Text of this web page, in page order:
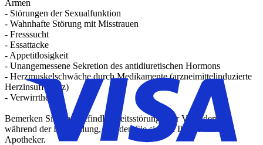
Armen
- Störungen der Sexualfunktion
- Wahnhafte Störung mit Misstrauen
- Fresssucht
- Essattacke
- Appetitlosigkeit
- Unangemessene Sekretion des antidiuretischen Hormons
- Herzmuskelschwäche durch Medikamente (arzneimittelinduzierte
Herzinsuffizienz)
- Verwirrtheit
Bemerken Sie eine Befindlichkeitsstörung oder Veränderung
während der Behandlung, wenden Sie sich an Ihren Arzt oder
Apotheker.